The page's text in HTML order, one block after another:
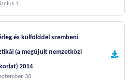
1.
és külfölddel szembeni
(a megújult nemzetközi
2014
30.